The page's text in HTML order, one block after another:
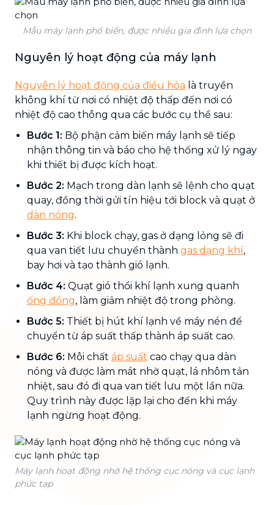
Mẫu máy lạnh phổ biến, được nhiều gia đình lựa chọn
Nguyên lý hoạt động của máy lạnh
Nguyên lý hoạt động của điều hòa là truyền
không khí từ nơi có nhiệt độ thấp đến nơi có
nhiệt độ cao thông qua các bước cụ thể sau:
Bước 1: Bộ phận cảm biến máy lạnh sẽ tiếp
nhận thông tin và báo cho hệ thống xử lý ngay
khi thiết bị được kích hoạt.
Bước 2: Mạch trong dàn lạnh sẽ lệnh cho quạt
quay, đồng thời gửi tín hiệu tới block và quạt ở
dàn nóng.
Bước 3: Khi block chạy, gas ở dạng lỏng sẽ đi
qua van tiết lưu chuyển thành gas dạng khí,
bay hơi và tạo thành gió lạnh.
Bước 4: Quạt gió thổi khí lạnh xung quanh
ống đồng, làm giảm nhiệt độ trong phòng.
Bước 5: Thiết bị hút khí lạnh về máy nén để
chuyển từ áp suất thấp thành áp suất cao.
Bước 6: Môi chất áp suất cao chạy qua dàn
nóng và được làm mát nhờ quạt, lá nhôm tản
nhiệt, sau đó đi qua van tiết lưu một lần nữa.
Quy trình này được lặp lại cho đến khi máy
lạnh ngừng hoạt động.
Máy lạnh hoạt động nhờ hệ thống cục nóng và cục lạnh
phức tạp